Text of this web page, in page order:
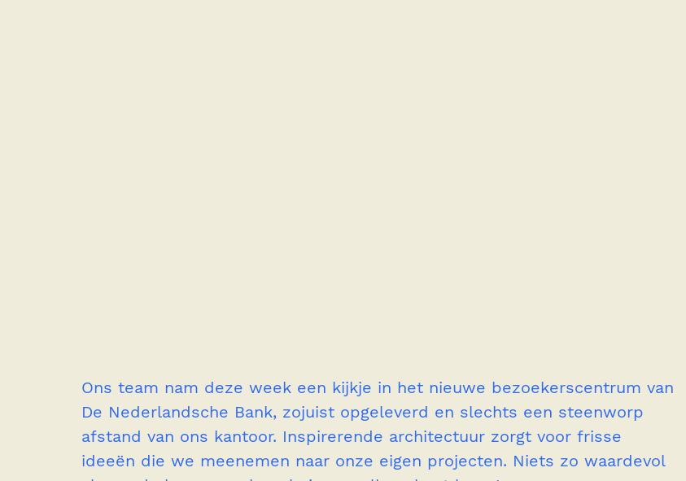
Ons team nam deze week een kijkje in het nieuwe bezoekerscentrum van
De Nederlandsche Bank, zojuist opgeleverd en slechts een steenworp
afstand van ons kantoor. Inspirerende architectuur zorgt voor frisse
ideeën die we meenemen naar onze eigen projecten. Niets zo waardevol